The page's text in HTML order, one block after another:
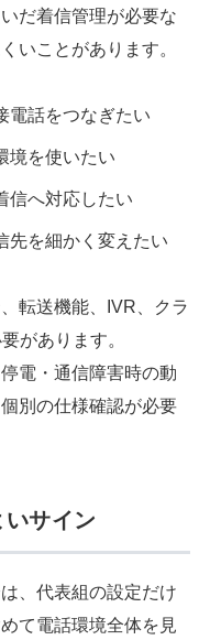
だ着信管理が必要な
いことがあります。
電話をつなぎたい
境を使いたい
信へ対応したい
先を細かく変えたい
転送機能、IVR、クラ
があります。
電・通信障害時の動
別の仕様確認が必要
サイン
、代表組の設定だけ
て電話環境全体を見